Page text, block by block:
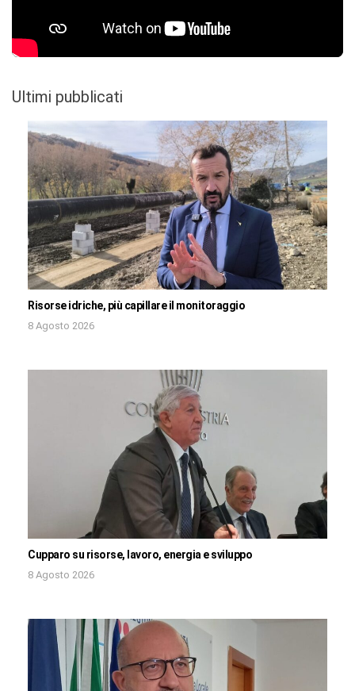
Ultimi pubblicati
Risorse idriche, più capillare il monitoraggio
8 Agosto 2026
Cupparo su risorse, lavoro, energia e sviluppo
8 Agosto 2026